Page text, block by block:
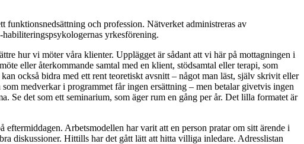
funktionsnedsättning och profession. Nätverket administreras av
yrkesförening.
hur vi möter våra klienter. Upplägget är sådant att vi här på mottagningen i
eller återkommande samtal med en klient, stödsamtal eller terapi, som
också bidra med ett rent teoretiskt avsnitt – något man läst, själv skrivit eller
medverkar i programmet får ingen ersättning – men betalar givetvis ingen
Se det som ett seminarium, som äger rum en gång per år. Det lilla formatet är
Arbetsmodellen har varit att en person pratar om sitt ärende i
diskussioner. Hittills har det gått lätt att hitta villiga inledare. Adresslistan